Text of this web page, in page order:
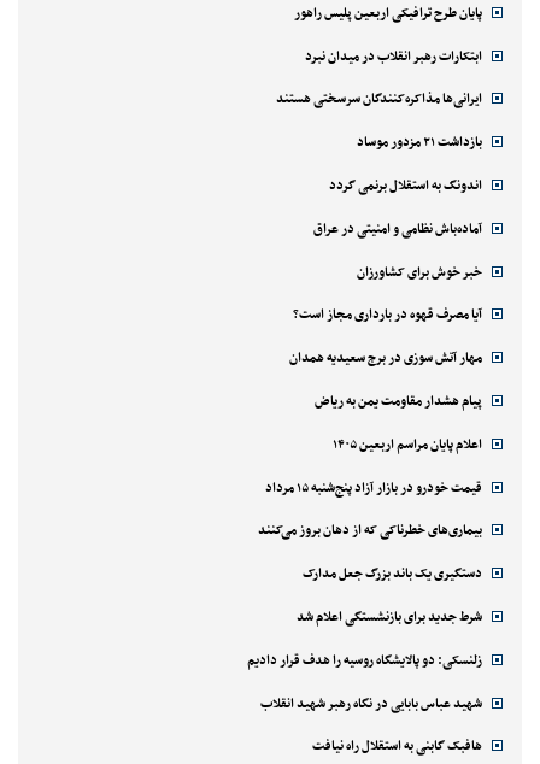
پایان طرح ترافیکی اربعین پلیس راهور
ابتکارات رهبر انقلاب در میدان نبرد
ایرانی‌ها مذاکره‌کنندگان سرسختی هستند
بازداشت ۲۱ مزدور موساد
اندونگ به استقلال برنمی گردد
آماده‌باش نظامی و امنیتی در عراق
خبر خوش برای کشاورزان
آیا مصرف قهوه در بارداری مجاز است؟
مهار آتش سوزی در برج سعیدیه همدان
پیام هشدار مقاومت یمن به ریاض
اعلام پایان مراسم اربعین ۱۴۰۵
قیمت خودرو در بازار آزاد پنج‌شنبه ۱۵ مرداد
بیماری‌های خطرناکی که از دهان بروز می‌کنند
دستگیری یک باند بزرگ جعل مدارک
شرط جدید برای بازنشستگی اعلام شد
زلنسکی: دو پالایشگاه روسیه را هدف قرار دادیم
شهید عباس بابایی در نگاه رهبر شهید انقلاب
هافبک گابنی به استقلال راه نیافت